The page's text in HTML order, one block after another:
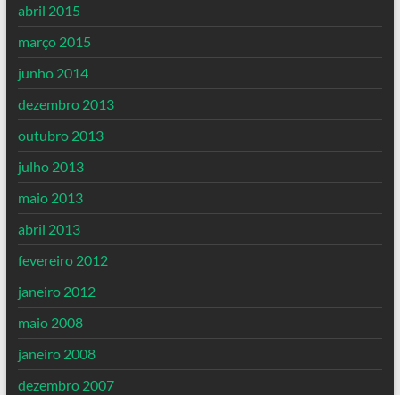
abril 2015
março 2015
junho 2014
dezembro 2013
outubro 2013
julho 2013
maio 2013
abril 2013
fevereiro 2012
janeiro 2012
maio 2008
janeiro 2008
dezembro 2007